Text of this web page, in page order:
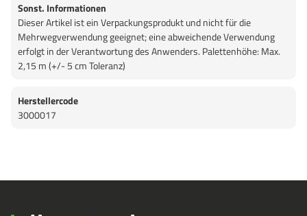
Sonst. Informationen
Dieser Artikel ist ein Verpackungsprodukt und nicht für die
Mehrwegverwendung geeignet; eine abweichende Verwendung
erfolgt in der Verantwortung des Anwenders. Palettenhöhe: Max.
2,15 m (+/- 5 cm Toleranz)
Herstellercode
3000017